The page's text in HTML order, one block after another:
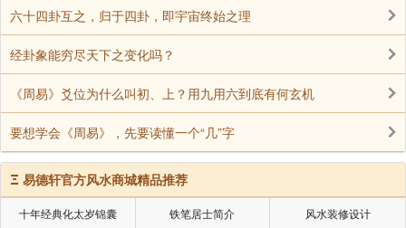
六十四卦互之，归于四卦，即宇宙终始之理
经卦象能穷尽天下之变化吗？
《周易》爻位为什么叫初、上？用九用六到底有何玄机
要想学会《周易》，先要读懂一个“几”字
Ξ 易德轩官方风水商城精品推荐
十年经典化太岁锦囊 铁笔居士简介 风水装修设计